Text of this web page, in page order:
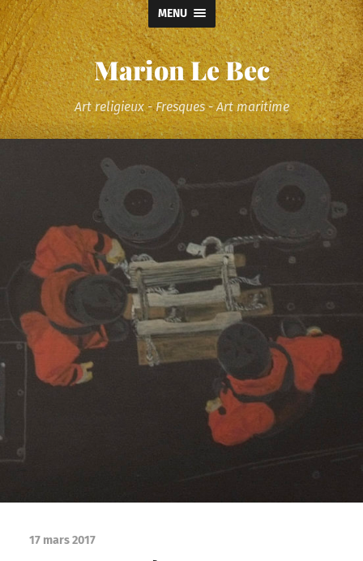
MENU
Marion Le Bec
Art religieux - Fresques - Art maritime
17 mars 2017